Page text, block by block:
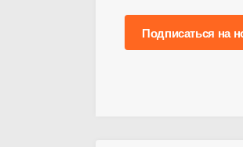
Подписаться на